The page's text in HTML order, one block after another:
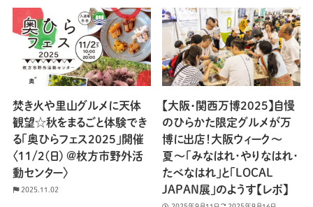
焚き火や里山グルメに天体
観望☆秋をまるごと体験でき
る「奥ひらフェス2025」開催
〈11/2(日) @枚方市野外活
動センター〉
2025.11.02
【大阪・関西万博2025】自慢
のひらかた限定グルメが万
博に出店！大阪ウィーク〜
夏〜「みなはれ･やりなはれ･
たべなはれ」と「LOCAL
JAPAN展」のようす【レポ】